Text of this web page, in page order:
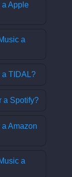
a Apple
a
a TIDAL?
a Spotify?
Amazon
a